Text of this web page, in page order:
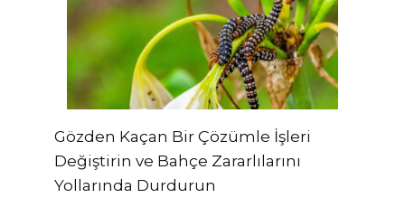
Gözden Kaçan Bir Çözümle İşleri
Değiştirin ve Bahçe Zararlılarını
Yollarında Durdurun